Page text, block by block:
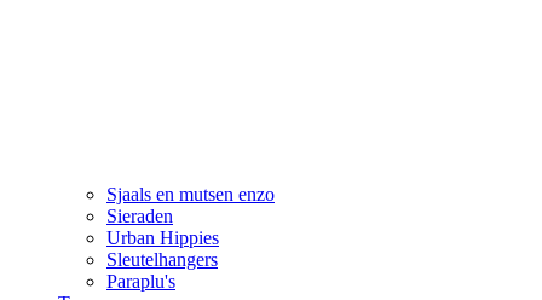
Sjaals en mutsen enzo
Sieraden
Urban Hippies
Sleutelhangers
Paraplu's